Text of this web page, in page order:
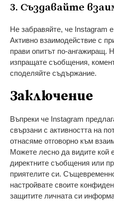
3. Създавайте
Не забравяйте, че Instagram
Активно взаимодействие с
прави опитът по-ангажиращ.
изпращате съобщения,
споделяйте съдържание.
Заключение
Въпреки че Instagram
свързани с активността на
отнасяме отговорно към
Можете лесно да видите кой
директните съобщения или
приятелите си.
настройвате своите
защитите личната си